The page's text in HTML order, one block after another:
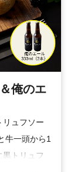
俺のエ
リュフソー
牛一頭から1
トリュフ